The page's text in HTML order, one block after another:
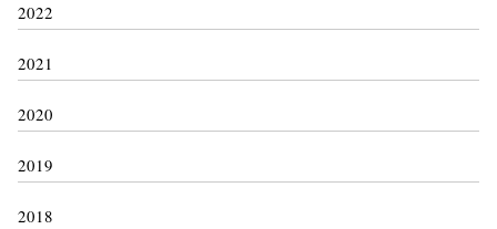
2022
2021
2020
2019
2018